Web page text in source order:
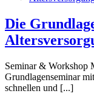
Die
Seminar & Workshop
Grundlagenseminar
schnellen und [...]